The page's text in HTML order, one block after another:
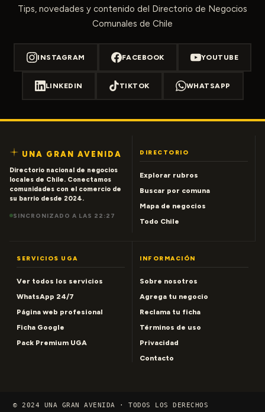
Tips, novedades y contenido del Directorio de Negocios
Comunales de Chile
INSTAGRAM FACEBOOK YOUTUBE
LINKEDIN TIKTOK WHATSAPP
UNA GRAN AVENIDA
Directorio nacional de negocios
locales de Chile. Conectamos
comunidades con el comercio de
su barrio desde 2024.
SINCRONIZADO A LAS 22:27
DIRECTORIO
Explorar rubros
Buscar por comuna
Mapa de negocios
Todo Chile
SERVICIOS UGA
Ver todos los servicios
WhatsApp 24/7
Página web profesional
Ficha Google
Pack Premium UGA
INFORMACIÓN
Sobre nosotros
Agrega tu negocio
Reclama tu ficha
Términos de uso
Privacidad
Contacto
© 2024 UNA GRAN AVENIDA · TODOS LOS DERECHOS